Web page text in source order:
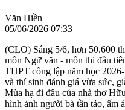
Văn Hiền
05/06/2026 07:33
(CLO) Sáng 5/6, hơn 50.600
môn Ngữ văn - môn thi đầu
THPT công lập năm học
và thí sinh đánh giá vừa sức,
Mùa hạ đi đâu của nhà thơ
hình ảnh người bà tần tảo, ấm